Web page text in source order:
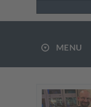
MENU